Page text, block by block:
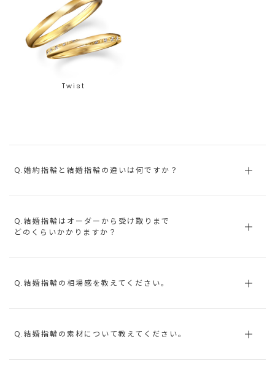
Twist
Q.婚約指輪と結婚指輪の違いは何ですか？
Q.結婚指輪はオーダーから受け取りまで
どのくらいかかりますか？
Q.結婚指輪の相場感を教えてください。
Q.結婚指輪の素材について教えてください。